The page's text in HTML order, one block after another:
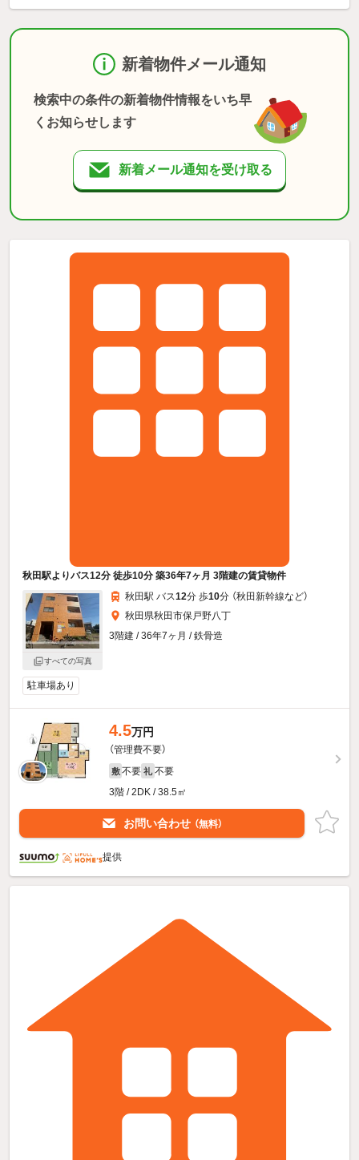
新着物件メール通知
検索中の条件の新着物件情報をいち早
くお知らせします
新着メール通知を受け取る
秋田駅よりバス12分 徒歩10分 築36年7ヶ月 3階建の賃貸物件
すべての写真
秋田駅 バス12分 歩10分 （秋田新幹線など）
秋田県秋田市保戸野八丁
3階建 / 36年7ヶ月 / 鉄骨造
駐車場あり
4.5万円
（管理費不要）
敷 不要 礼 不要
3階 / 2DK / 38.5㎡
お問い合わせ （無料）
提供